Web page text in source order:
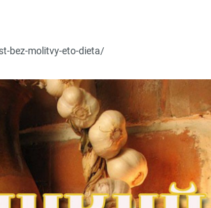
bez-molitvy-eto-dieta/